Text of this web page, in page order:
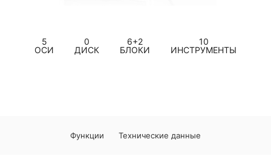
5
ОСИ
0
ДИСК
6+2
БЛОКИ
10
ИНСТРУМЕНТЫ
Функции Технические данные